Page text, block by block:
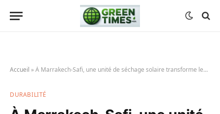
Accueil »À Marrakech-Safi, une unité de séchage solaire transforme les boues d’épuration en combustible industriel
DURABILITÉ